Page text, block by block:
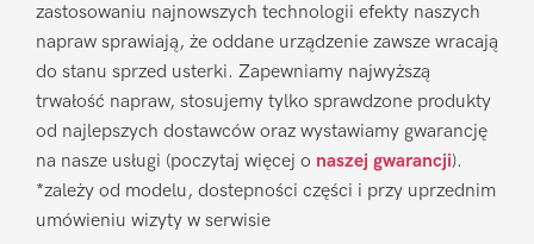
zastosowaniu najnowszych technologii efekty naszych
napraw sprawiają, że oddane urządzenie zawsze wracają
do stanu sprzed usterki. Zapewniamy najwyższą
trwałość napraw, stosujemy tylko sprawdzone produkty
od najlepszych dostawców oraz wystawiamy gwarancję
na nasze usługi (poczytaj więcej o naszej gwarancji).
*zależy od modelu, dostepności części i przy uprzednim
umówieniu wizyty w serwisie